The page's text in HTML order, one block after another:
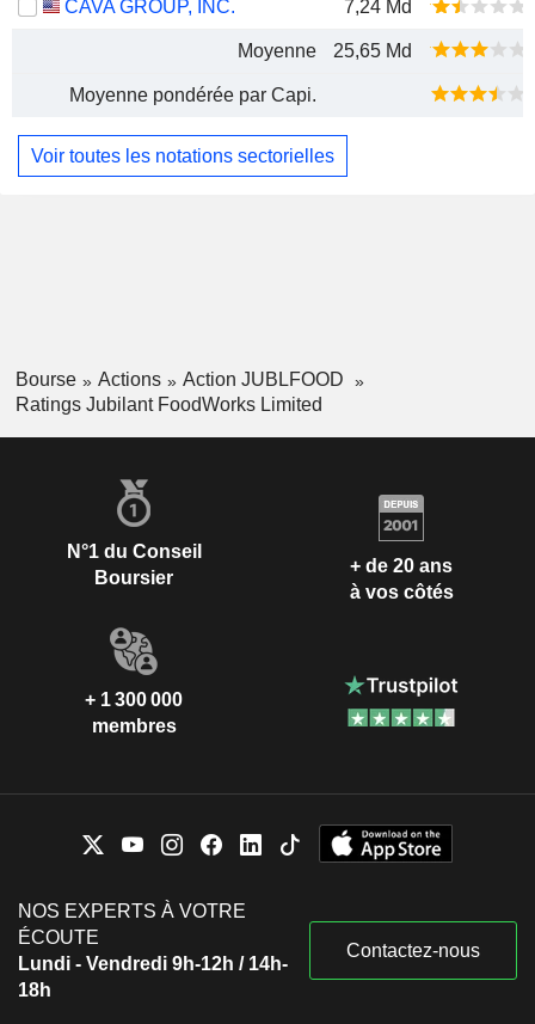
CAVA GROUP, INC. 7,24 Md
Moyenne 25,65 Md
Moyenne pondérée par Capi.
Voir toutes les notations sectorielles
Bourse Actions
Action JUBLFOOD
Ratings Jubilant FoodWorks Limited
N°1 du Conseil
Boursier
+ de 20 ans
à vos côtés
+ 1 300 000
membres
NOS EXPERTS À VOTRE
ÉCOUTE
Lundi - Vendredi 9h-12h / 14h-
18h
Contactez-nous